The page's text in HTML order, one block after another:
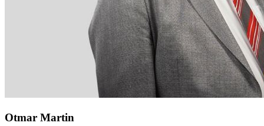
Otmar Martin